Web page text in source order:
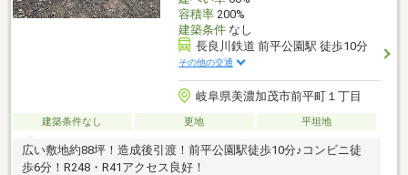
容積率200%
建築条件なし
長良川鉄道 前平公園駅 徒歩10分
その他の交通
岐阜県美濃加茂市前平町１丁目
建築条件なし 更地 平坦地
広い敷地約88坪！造成後引渡！前平公園駅徒歩10分♪コンビニ徒
歩6分！R248・R41アクセス良好！